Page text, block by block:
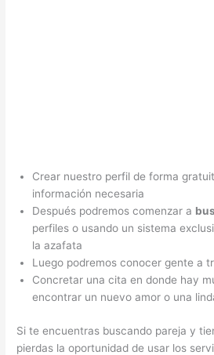
Crear nuestro perfil de forma
información necesaria
Después podremos comenzar a
perfiles o usando un sistema
la azafata
Luego podremos conocer gente a
Concretar una cita en donde hay
encontrar un nuevo amor o una
Si te encuentras buscando pareja y
pierdas la oportunidad de usar los